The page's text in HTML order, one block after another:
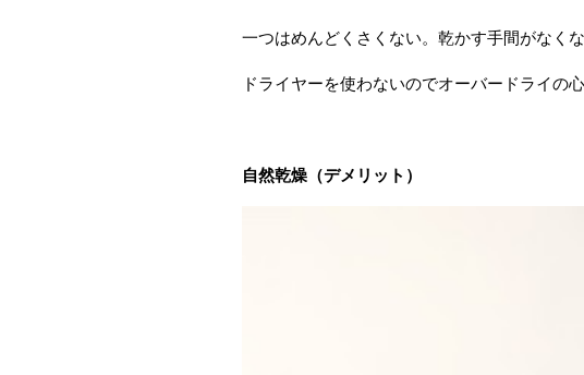
一つはめんどくさくない。乾かす手間がなく
ドライヤーを使わないのでオーバードライの
自然乾燥（デメリット）